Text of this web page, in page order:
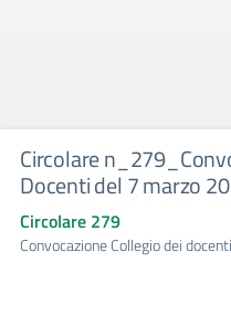
Circolare
Docenti del 7 marzo
Circolare 279
Convocazione Collegio dei docenti